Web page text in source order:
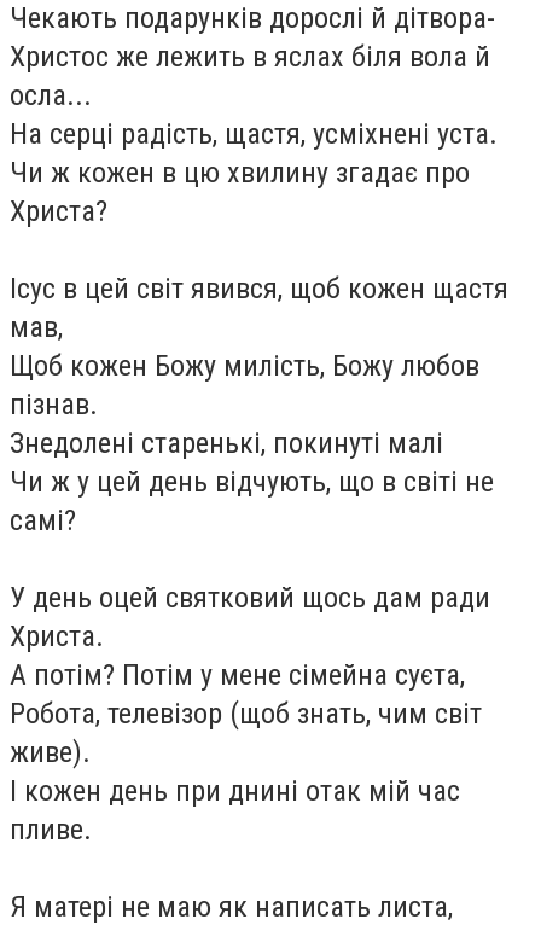
Чекають подарунків дорослі й дітвора-
Христос же лежить в яслах біля вола й
осла...
На серці радість, щастя, усміхнені уста.
Чи ж кожен в цю хвилину згадає про
Христа?
Ісус в цей світ явився, щоб кожен щастя
мав,
Щоб кожен Божу милість, Божу любов
пізнав.
Знедолені старенькі, покинуті малі
Чи ж у цей день відчують, що в світі не
самі?
У день оцей святковий щось дам ради
Христа.
А потім? Потім у мене сімейна суєта,
Робота, телевізор (щоб знать, чим світ
живе).
І кожен день при днині отак мій час
пливе.
Я матері не маю як написать листа,